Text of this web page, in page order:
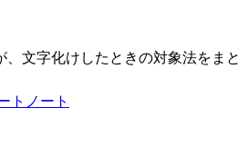
、文字化けしたときの対象法をまと
トノート